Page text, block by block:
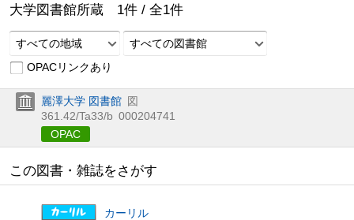
大学図書館所蔵 1件 / 全1件
すべての地域
すべての図書館
OPACリンクあり
麗澤大学 図書館 図
361.42/Ta33/b 000204741
OPAC
この図書・雑誌をさがす
カーリル